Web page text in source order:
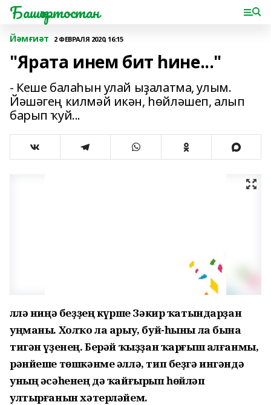
Башҡортостан
Йәмғиәт 2 ФЕВРАЛЯ 2020, 16:15
"Ярата инем бит һине..."
- Кеше балаһын улай ыҙалатма, улым.
Йәшәгең килмәй икән, һөйләшеп, алып
барып ҡуй...
Әллә ниңә беҙҙең күрше Зәкир ҡатындарҙан
уңманы. Холҡо ла арыу, буй-һыны ла бына
тигән үҙенең. Берәй ҡыҙҙан ҡарғыш алғанмы,
рәнйеше төшкәнме әллә, тип беҙгә ингәндә
уның әсәһенең дә ҡайғырып һөйләп
ултырғанын хәтерләйем.